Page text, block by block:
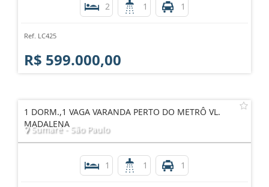
2 1 1
Ref. LC425
R$ 599.000,00
1 DORM.,1 VAGA VARANDA PERTO DO METRÔ VL.
MADALENA
Sumaré - São Paulo
1 1 1